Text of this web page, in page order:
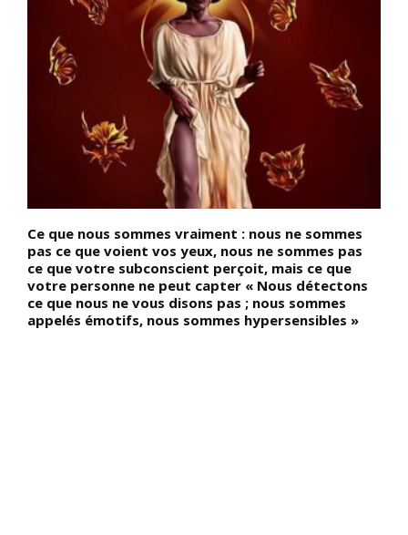
Ce que nous sommes vraiment : nous ne sommes
pas ce que voient vos yeux, nous ne sommes pas
ce que votre subconscient perçoit, mais ce que
votre personne ne peut capter « Nous détectons
ce que nous ne vous disons pas ; nous sommes
appelés émotifs, nous sommes hypersensibles »